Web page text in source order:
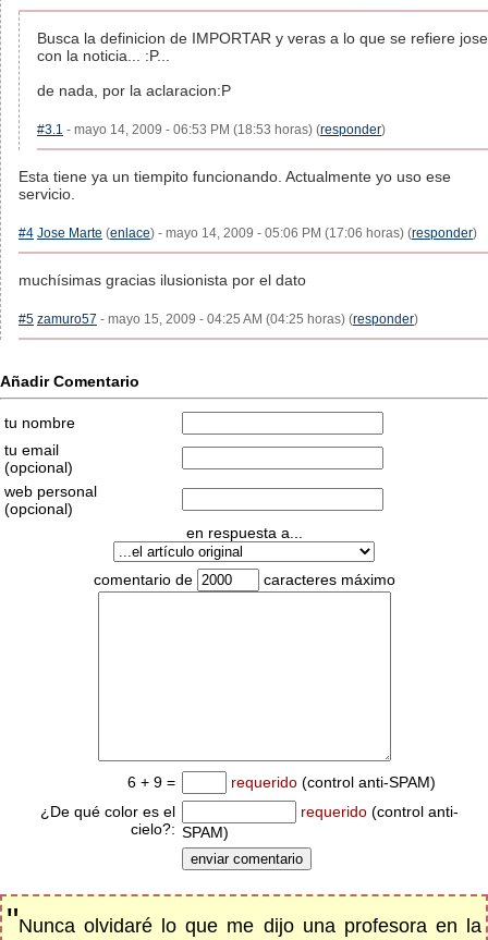
Busca la definicion de IMPORTAR y veras a lo que se refiere jose
con la noticia... :P...
de nada, por la aclaracion:P
#3.1 - mayo 14, 2009 - 06:53 PM (18:53 horas) (responder)
Esta tiene ya un tiempito funcionando. Actualmente yo uso ese
servicio.
#4 Jose Marte (enlace) - mayo 14, 2009 - 05:06 PM (17:06 horas) (responder)
muchísimas gracias ilusionista por el dato
#5 zamuro57 - mayo 15, 2009 - 04:25 AM (04:25 horas) (responder)
Añadir Comentario
tu nombre
tu email
(opcional)
web personal
(opcional)
en respuesta a...
comentario de caracteres máximo
6 + 9 = requerido (control anti-SPAM)
¿De qué color es el
cielo?:
requerido (control anti-
SPAM)
"Nunca olvidaré lo que me dijo una profesora en la